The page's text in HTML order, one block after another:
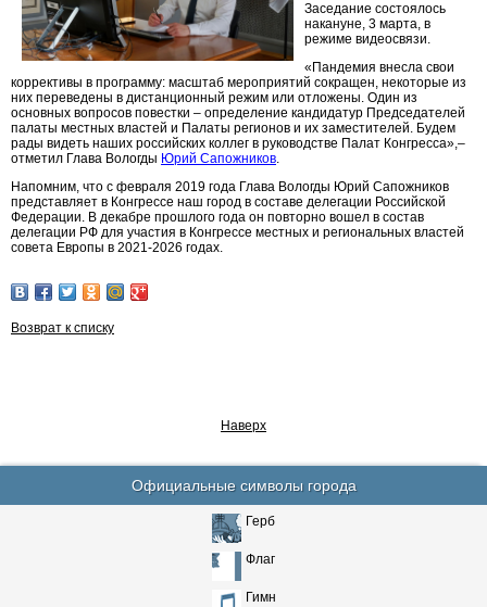
Заседание состоялось
накануне, 3 марта, в
режиме видеосвязи.
«Пандемия внесла свои
коррективы в программу: масштаб мероприятий сокращен, некоторые из
них переведены в дистанционный режим или отложены. Один из
основных вопросов повестки – определение кандидатур Председателей
палаты местных властей и Палаты регионов и их заместителей. Будем
рады видеть наших российских коллег в руководстве Палат Конгресса»,–
отметил Глава Вологды Юрий Сапожников.
Напомним, что с февраля 2019 года Глава Вологды Юрий Сапожников
представляет в Конгрессе наш город в составе делегации Российской
Федерации. В декабре прошлого года он повторно вошел в состав
делегации РФ для участия в Конгрессе местных и региональных властей
совета Европы в 2021-2026 годах.
Возврат к списку
Наверх
Официальные символы города
Герб
Флаг
Гимн